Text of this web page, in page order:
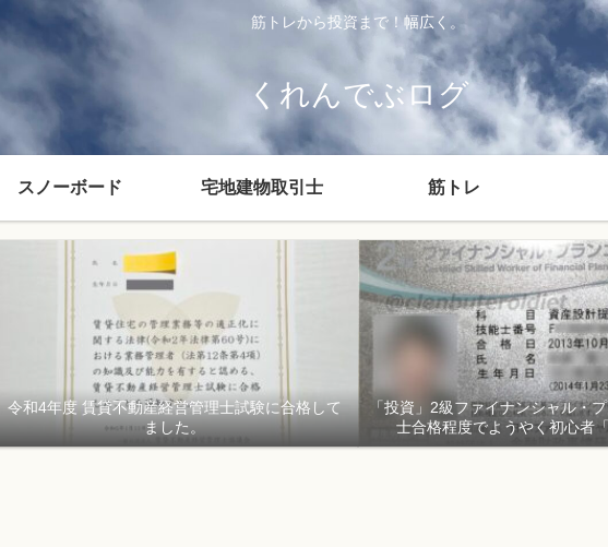
筋トレから投資まで！幅広く。
くれんでぶログ
スノーボード 宅地建物取引士 筋トレ
令和4年度 賃貸不動産経営管理士試験に合格して
ました。
「投資」2級ファイナンシャル・
士合格程度でようやく初心者